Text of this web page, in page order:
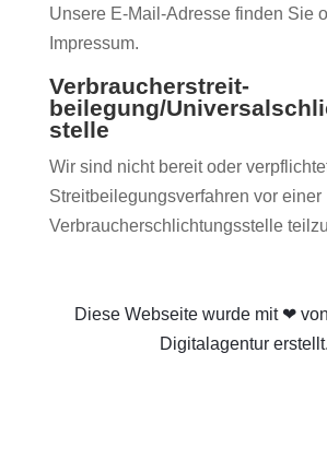
Unsere E-Mail-Adresse finden Sie
Impressum.
Verbraucher­streit­
beilegung/
stelle
Wir sind nicht bereit oder
Streitbeilegungsverfahren vor einer
Verbraucherschlichtungsstelle
Diese Webseite wurde mit ❤
Digitalagentur erstellt.